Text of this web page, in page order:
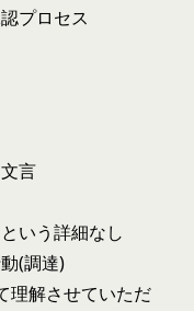
プロセス
言
いう詳細なし
(調達)
理解させていただ